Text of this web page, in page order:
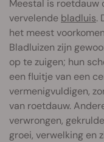
Meestal is roetdauw
vervelende bladluis.
het meest
Bladluizen zijn
op te zuigen; hun
een fluitje van een
vermenigvuldigen,
van roetdauw.
verwrongen,
groei, verwelking en